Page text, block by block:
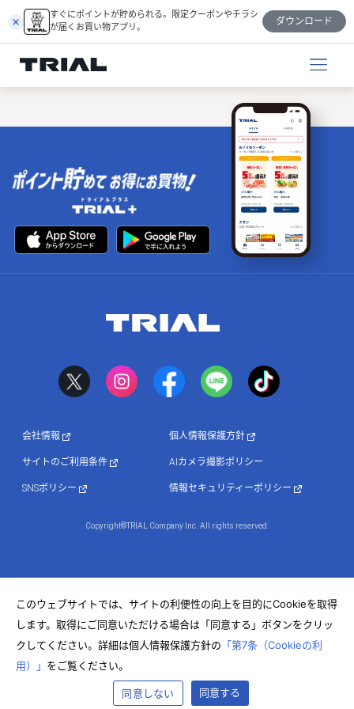
内
すぐにポイントが貯められる。限定クーポンやチラシ
が届くお買い物アプリ。
ダウンロード
会社情報 個人情報保護方針
サイトのご利用条件 AIカメラ撮影ポリシー
SNSポリシー 情報セキュリティーポリシー
Copyright©TRIAL Company Inc. All rights reserved.
このウェブサイトでは、サイトの利便性の向上を目的にCookieを取得
します。取得にご同意いただける場合は「同意する」ボタンをクリッ
クしてください。詳細は個人情報保護方針の 「第7条（Cookieの利
用）」 をご覧ください。
同意する
同意しない